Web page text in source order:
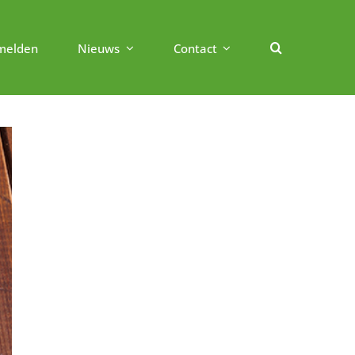
Nieuws Contact